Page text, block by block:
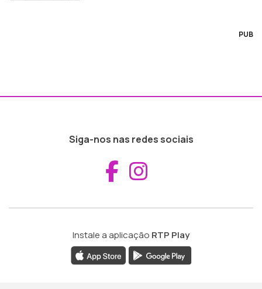
PUB
Siga-nos nas redes sociais
Aceder ao
Instale a aplicação RTP Play